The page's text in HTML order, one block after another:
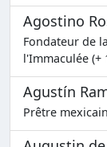
Agostino
Fondateur de
l'Immaculée (+
Agustín
Prêtre